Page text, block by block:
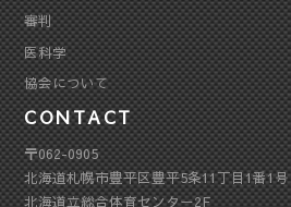
審判
医科学
協会について
CONTACT
〒062-0905
北海道札幌市豊平区豊平5条11丁目1番1号
北海道立総合体育センター2F